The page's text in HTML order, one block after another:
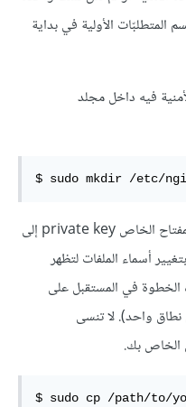
المتطلبّات الأولية في بداية
فيه داخل مجلد
$ sudo mkdir /etc/
سنقوم الآن بنسخ ملف الشهادة وملف المفتاح الخاص private key إلى
أسماء الملفات لتظهر
في المستقبل على
نطاق واحد). لا تنسى
$ sudo cp /path/